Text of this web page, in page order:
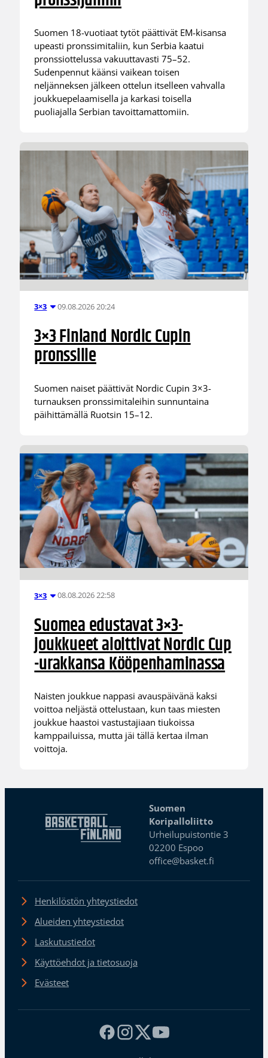
Suomen 18-vuotiaat tytöt päättivät EM-kisansa
upeasti pronssimitaliin, kun Serbia kaatui
pronssiottelussa vakuuttavasti 75–52.
Sudenpennut käänsi vaikean toisen
neljänneksen jälkeen ottelun itselleen vahvalla
joukkuepelaamisella ja karkasi toisella
puoliajalla Serbian tavoittamattomiin.
3×3 09.08.2026 20:24
3×3 Finland Nordic Cupin
pronssille
Suomen naiset päättivät Nordic Cupin 3×3-
turnauksen pronssimitaleihin sunnuntaina
päihittämällä Ruotsin 15–12.
3×3 08.08.2026 22:58
Suomea edustavat 3×3-
joukkueet aloittivat Nordic Cup
-urakkansa Kööpenhaminassa
Naisten joukkue nappasi avauspäivänä kaksi
voittoa neljästä ottelustaan, kun taas miesten
joukkue haastoi vastustajiaan tiukoissa
kamppailuissa, mutta jäi tällä kertaa ilman
voittoja.
Suomen
Koripalloliitto
Urheilupuistontie 3
02200 Espoo
office@basket.fi
Henkilöstön yhteystiedot
Alueiden yhteystiedot
Laskutustiedot
Käyttöehdot ja tietosuoja
Evästeet